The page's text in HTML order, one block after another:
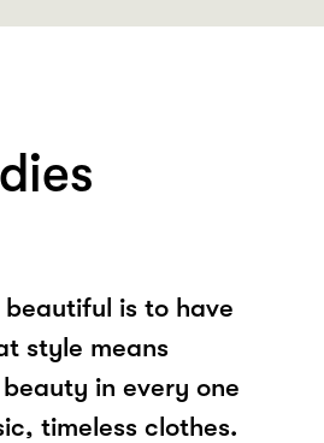
is to have
style means
in every one
timeless clothes.